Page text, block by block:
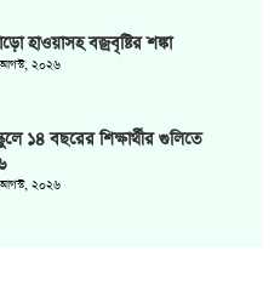
হাওয়াসহ বজ্রবৃষ্টির শঙ্কা
২০২৬
১৪ বছরের শিক্ষার্থীর গুলিতে
২০২৬